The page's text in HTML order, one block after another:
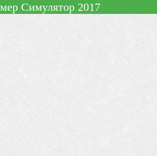
Симулятор 2017